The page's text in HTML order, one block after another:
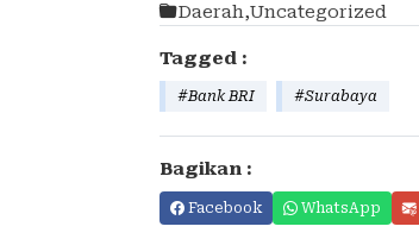
Daerah,Uncategorized
Tagged :
#Bank BRI #Surabaya
Bagikan :
Facebook WhatsApp